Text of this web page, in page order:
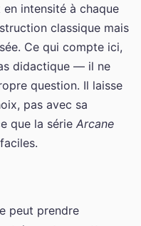
intensité à chaque
classique mais
Ce qui compte ici,
didactique — il ne
question. Il laisse
pas avec sa
que la série Arcane
peut prendre